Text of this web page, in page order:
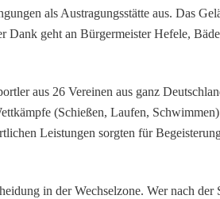
als Austragungsstätte aus. Das
Dank geht an Bürgermeister Hefele,
aus 26 Vereinen aus ganz
(Schießen, Laufen,
Leistungen sorgten für
in der Wechselzone. Wer nach